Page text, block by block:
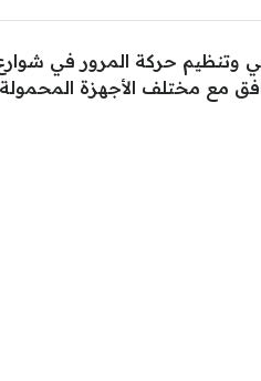
وتنظيم حركة المرور في
مع مختلف الأجهزة